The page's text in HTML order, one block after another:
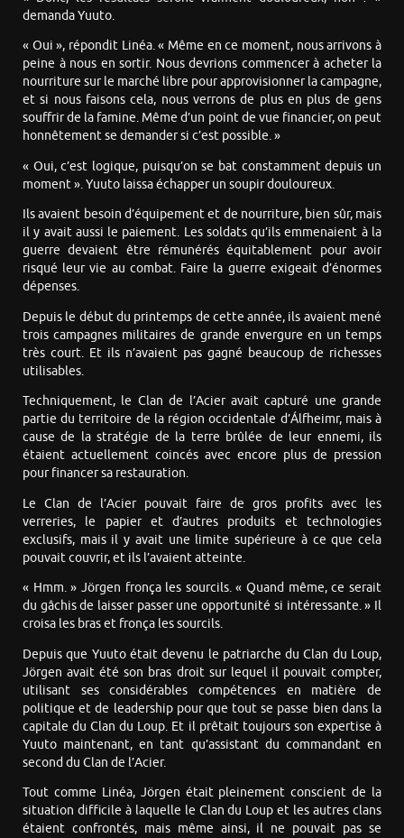
demanda Yuuto.
« Oui », répondit Linéa. « Même en ce moment, nous arrivons à
peine à nous en sortir. Nous devrions commencer à acheter la
nourriture sur le marché libre pour approvisionner la campagne,
et si nous faisons cela, nous verrons de plus en plus de gens
souffrir de la famine. Même d’un point de vue financier, on peut
honnêtement se demander si c’est possible. »
« Oui, c’est logique, puisqu’on se bat constamment depuis un
moment ». Yuuto laissa échapper un soupir douloureux.
Ils avaient besoin d’équipement et de nourriture, bien sûr, mais
il y avait aussi le paiement. Les soldats qu’ils emmenaient à la
guerre devaient être rémunérés équitablement pour avoir
risqué leur vie au combat. Faire la guerre exigeait d’énormes
dépenses.
Depuis le début du printemps de cette année, ils avaient mené
trois campagnes militaires de grande envergure en un temps
très court. Et ils n’avaient pas gagné beaucoup de richesses
utilisables.
Techniquement, le Clan de l’Acier avait capturé une grande
partie du territoire de la région occidentale d’Álfheimr, mais à
cause de la stratégie de la terre brûlée de leur ennemi, ils
étaient actuellement coincés avec encore plus de pression
pour financer sa restauration.
Le Clan de l’Acier pouvait faire de gros profits avec les
verreries, le papier et d’autres produits et technologies
exclusifs, mais il y avait une limite supérieure à ce que cela
pouvait couvrir, et ils l’avaient atteinte.
« Hmm. » Jörgen fronça les sourcils. « Quand même, ce serait
du gâchis de laisser passer une opportunité si intéressante. » Il
croisa les bras et fronça les sourcils.
Depuis que Yuuto était devenu le patriarche du Clan du Loup,
Jörgen avait été son bras droit sur lequel il pouvait compter,
utilisant ses considérables compétences en matière de
politique et de leadership pour que tout se passe bien dans la
capitale du Clan du Loup. Et il prêtait toujours son expertise à
Yuuto maintenant, en tant qu’assistant du commandant en
second du Clan de l’Acier.
Tout comme Linéa, Jörgen était pleinement conscient de la
situation difficile à laquelle le Clan du Loup et les autres clans
étaient confrontés, mais même ainsi, il ne pouvait pas se